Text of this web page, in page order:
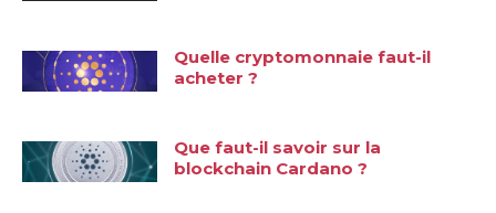
Quelle cryptomonnaie faut-il
acheter ?
Que faut-il savoir sur la
blockchain Cardano ?